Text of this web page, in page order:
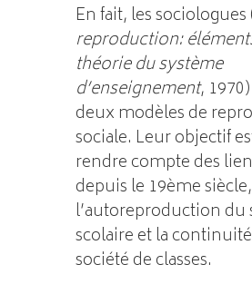
En fait, les sociologues
reproduction:
théorie du système
d’enseignement,
deux modèles de
sociale. Leur objectif
rendre compte des
depuis le 19ème
l’autoreproduction du
scolaire et la
société de classes.